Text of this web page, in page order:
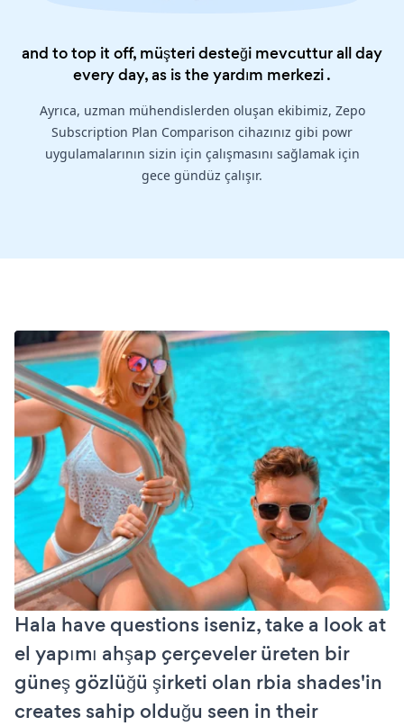
and to top it off, müşteri desteği mevcuttur all day
every day, as is theyardım merkezi.
Ayrıca, uzman mühendislerden oluşan ekibimiz, Zepo
Subscription Plan Comparison cihazınız gibi powr
uygulamalarının sizin için çalışmasını sağlamak için
gece gündüz çalışır.
Hala have questions iseniz, take a look at
el yapımı ahşap çerçeveler üreten bir
güneş gözlüğü şirketi olan rbia shades'in
creates sahip olduğu seen in their